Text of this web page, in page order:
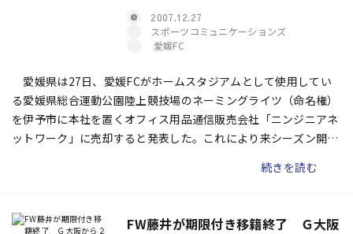
2007.12.27
スポーツコミュニケーションズ
愛媛FC
愛媛県は27日、愛媛FCがホームスタジアムとして使用してい
る愛媛県総合運動公園陸上競技場のネーミングライツ（命名権）
を伊予市に本社を置くオフィス用品通信販売会社「ニンジニアネ
ットワーク」に売却すると発表した。これにより来シーズン開幕
続きを読む
FW藤井が期限付き移籍終了 Ｇ大阪